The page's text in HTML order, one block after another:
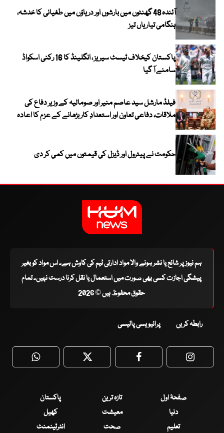
آئندہ 48 گھنٹوں میں بارشوں اور دریاؤں میں طغیانی کا خدشہ،
ہنگامی تیاریاں تیز
پاکستان کیخلاف ٹیسٹ سیریز ، انگلینڈ کا 16 رکنی اسکواڈ
سامنے آ گیا
فیلڈ مارشل سید عاصم منیر اور صومالیہ کے وزیر دفاع کی
ملاقات، دفاعی تعاون اور استعدادِ کار بڑھانے کے عزم کا اعادہ
حکومت نے پیٹرول اور ڈیزل کی قیمتوں میں کمی کر دی
ہم نیوز پر شائع یا نشر ہونے والا مواد ادارتی ٹیم کی کاوش ہے۔ اس مواد کو بغیر
پیشگی اجازت کسی بھی صورت میں استعمال یا نقل کرنا درست نہیں۔ تمام
حقوق محفوظ ہیں © 2026
رابطہ کریں پرائیویسی پالیسی
WhatsApp Twitter Facebook
صفحۂ اول تازہ ترین
پاکستان
دنیا
معیشت
کھیل
تعلیم
صحت
انٹرٹینمنٹ